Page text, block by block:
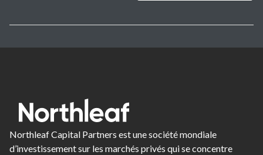
Northleaf Capital Partners est une société mondiale
d’investissement sur les marchés privés qui se concentre